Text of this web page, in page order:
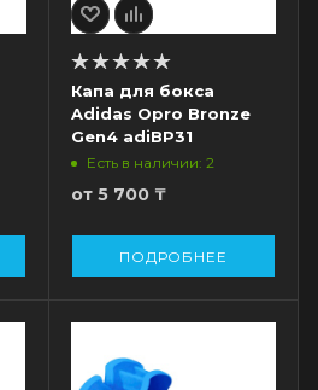
Капа для бокса
Adidas Opro Bronze
Gen4 adiBP31
Есть в наличии: 2
от 5 700 ₸
ПОДРОБНЕЕ